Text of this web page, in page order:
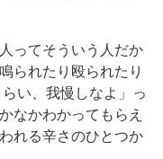
ってそういう人だか
られたり殴られたり
い、我慢しなよ」っ
なかわかってもらえ
れる辛さのひとつか